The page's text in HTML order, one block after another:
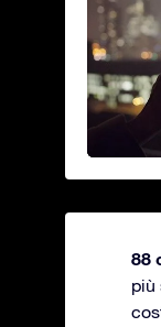
88
più